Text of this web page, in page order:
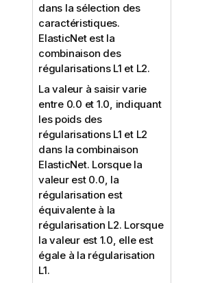
dans la sélection des
caractéristiques.
ElasticNet est la
combinaison des
régularisations L1 et L2.
La valeur à saisir varie
entre 0.0 et 1.0, indiquant
les poids des
régularisations L1 et L2
dans la combinaison
ElasticNet. Lorsque la
valeur est 0.0, la
régularisation est
équivalente à la
régularisation L2. Lorsque
la valeur est 1.0, elle est
égale à la régularisation
L1.